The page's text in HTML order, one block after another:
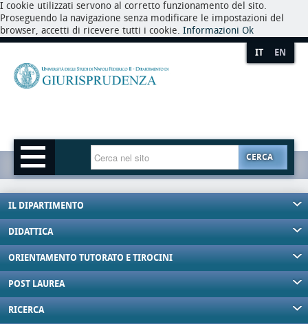
I cookie utilizzati servono al corretto funzionamento del sito.
Proseguendo la navigazione senza modificare le impostazioni del
browser, accetti di ricevere tutti i cookie. Informazioni Ok
IT EN
CERCA
IL DIPARTIMENTO
DIDATTICA
ORIENTAMENTO TUTORATO E TIROCINI
POST LAUREA
RICERCA